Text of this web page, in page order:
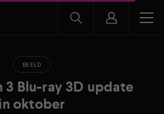
BEELD
3 Blu-ray 3D update
oktober